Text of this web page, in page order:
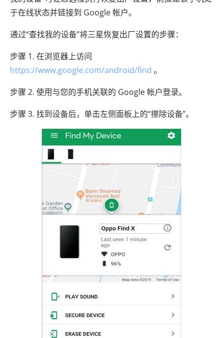
于在线状态并链接到 Google 帐户。
通过“查找我的设备”将三星恢复出厂设置的步骤：
步骤 1. 在浏览器上访问
https://www.google.com/android/find 。
步骤 2. 使用与您的手机关联的 Google 帐户登录。
步骤 3. 找到设备后，单击左侧面板上的“擦除设备”。